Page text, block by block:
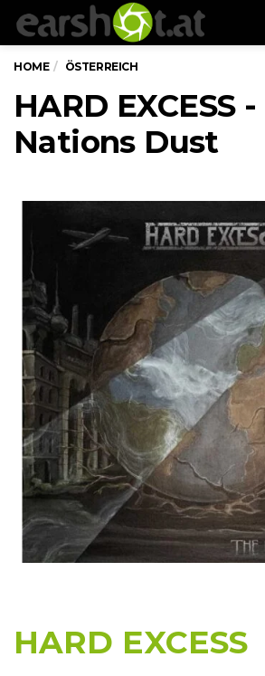
HOME ÖSTERREICH
HARD EXCESS
Nations Dust
HARD EXCESS